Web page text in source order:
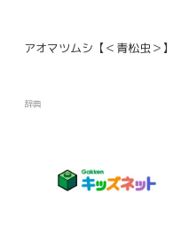
アオマツムシ【＜青松虫＞】
辞典